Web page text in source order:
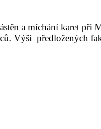
a míchání karet při
Výši předložených